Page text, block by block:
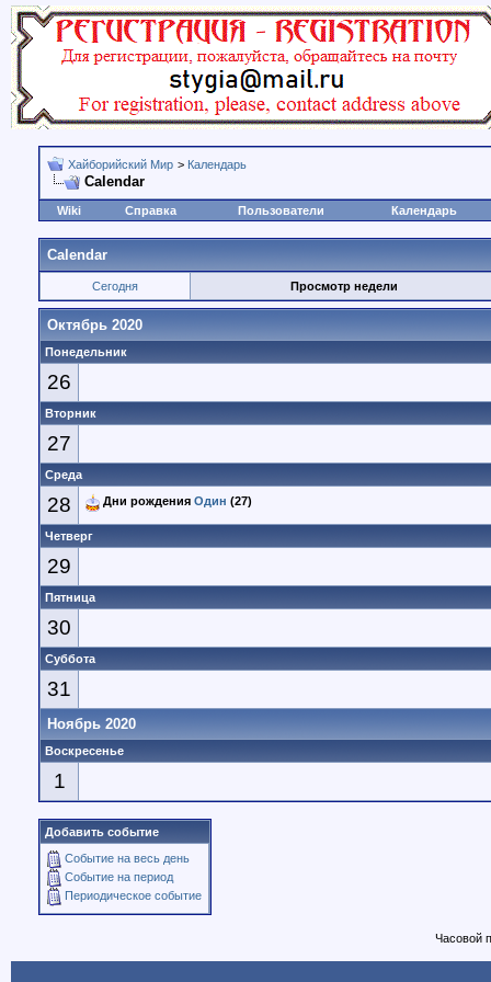
Хайборийский Мир > Календарь
Calendar
Wiki Справка Пользователи Календарь
Calendar
Сегодня Просмотр недели
Октябрь 2020
Понедельник
26
Вторник
27
Среда
28 Дни рождения Один (27)
Четверг
29
Пятница
30
Суббота
31
Ноябрь 2020
Воскресенье
1
Добавить событие
Событие на весь день
Событие на период
Периодическое событие
Часовой